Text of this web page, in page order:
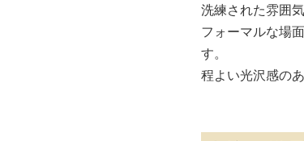
洗練された雰囲
フォーマルな場
す。
程よい光沢感の